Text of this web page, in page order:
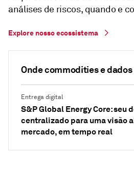
análises de riscos, quando e
Explore nosso ecossistema
Onde commodities e
Entrega digital
S&P Global Energy Core: seu
centralizado para uma visão
mercado, em tempo real